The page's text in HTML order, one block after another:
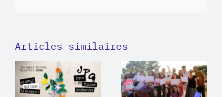
Articles similaires